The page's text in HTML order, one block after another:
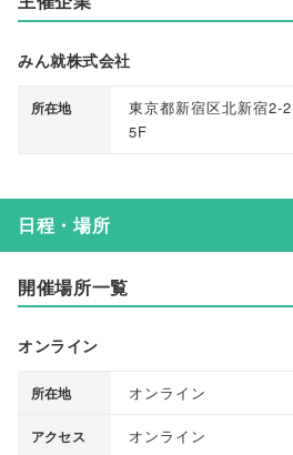
みん就株式会社
所在地
東京都新宿区北新宿2-
5F
日程・場所
開催場所一覧
オンライン
所在地 オンライン
アクセス オンライン